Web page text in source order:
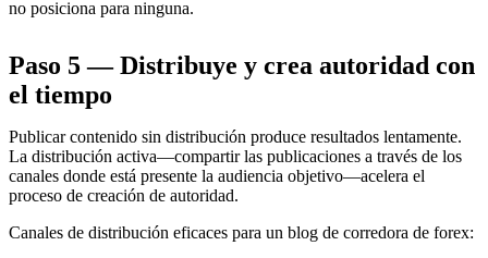
no posiciona para ninguna.
Paso 5 — Distribuye y crea autoridad con
el tiempo
Publicar contenido sin distribución produce resultados lentamente.
La distribución activa—compartir las publicaciones a través de los
canales donde está presente la audiencia objetivo—acelera el
proceso de creación de autoridad.
Canales de distribución eficaces para un blog de corredora de forex: